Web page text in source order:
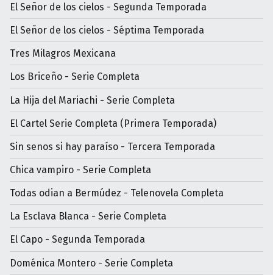
El Señor de los cielos - Segunda Temporada
El Señor de los cielos - Séptima Temporada
Tres Milagros Mexicana
Los Briceño - Serie Completa
La Hija del Mariachi - Serie Completa
El Cartel Serie Completa (Primera Temporada)
Sin senos si hay paraíso - Tercera Temporada
Chica vampiro - Serie Completa
Todas odian a Bermúdez - Telenovela Completa
La Esclava Blanca - Serie Completa
El Capo - Segunda Temporada
Doménica Montero - Serie Completa